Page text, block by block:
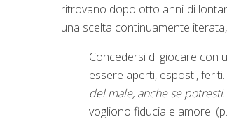
ritrovano dopo otto anni di
una scelta continuamente
Concedersi di giocare con
essere aperti, esposti,
del male, anche se potresti
vogliono fiducia e amore.